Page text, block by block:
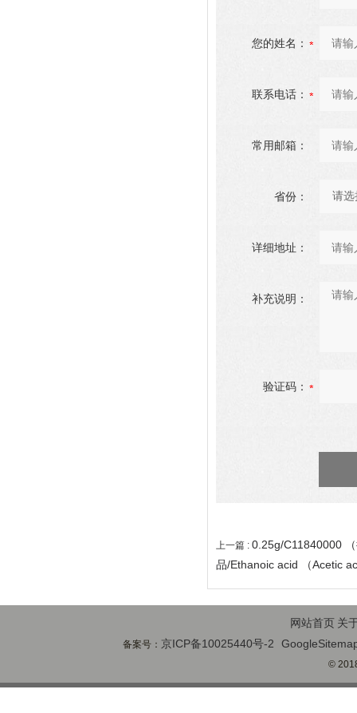
您的姓名：
联系电话：
常用邮箱：
省份：
详细地址：
补充说明：
验证码：
上一篇 : 0.25g/C11840000
品/Ethanoic acid （Acetic
网站首页 关
备案号： 京ICP备10025440号-2
©